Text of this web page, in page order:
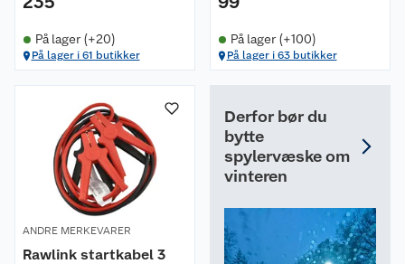
På lager (+20)
På lager i 61 butikker
På lager (+100)
På lager i 63 butikker
ANDRE MERKEVARER
Rawlink startkabel 3
Derfor bør du
bytte
spylervæske om
vinteren